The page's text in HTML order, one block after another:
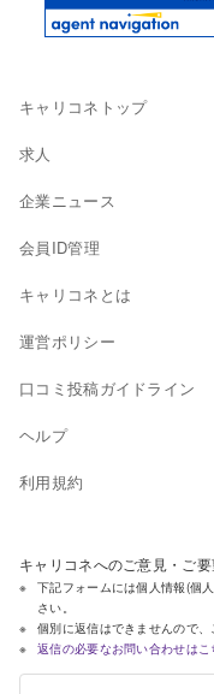
キャリコネトップ
求人
企業ニュース
会員ID管理
キャリコネとは
運営ポリシー
口コミ投稿ガイドライン
ヘルプ
利用規約
キャリコネへのご意見・ご要
下記フォームには個人情報(個
さい。
個別に返信はできませんので、
返信の必要なお問い合わせはこ